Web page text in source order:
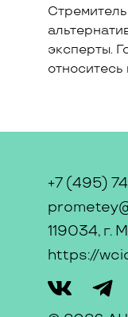
эксперты.
+7 (495)
119034, г.
https://